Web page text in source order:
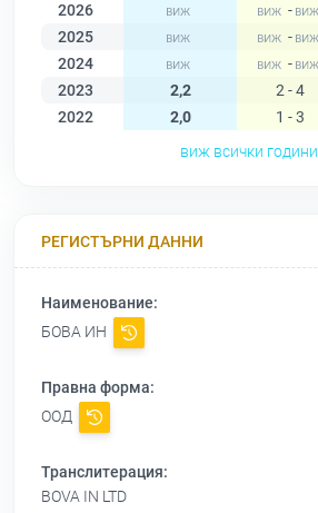
2026
-
2025
-
2024
-
2023
2,2 2 - 4
2022
2,0 1 - 3
виж всички години
РЕГИСТЪРНИ ДАННИ
Наименование:
БОВА ИН
Правна форма:
ООД
Транслитерация:
BOVA IN LTD